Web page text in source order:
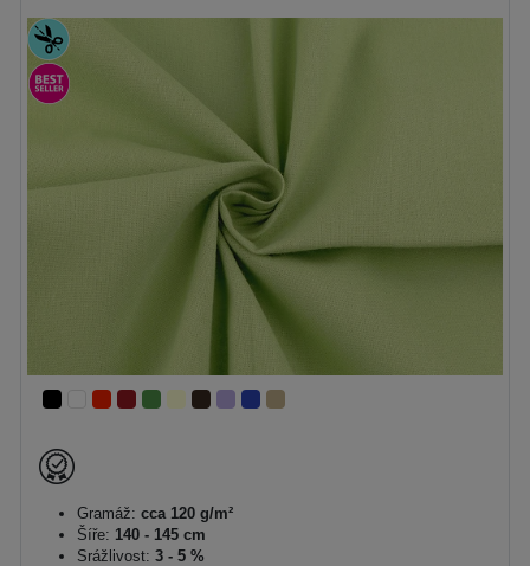
Gramáž: cca 120 g/m²
Šíře: 140 - 145 cm
Srážlivost: 3 - 5 %